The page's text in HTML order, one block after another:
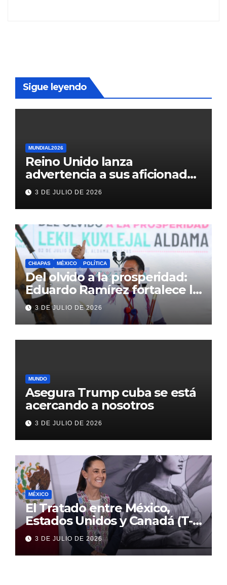
Sigue leyendo
MUNDIAL2026
Reino Unido lanza
advertencia a sus aficionados
antes del México vs
Inglaterra en el Mundial 2026
3 DE JULIO DE 2026
CHIAPAS MÉXICO POLÍTICA
Del olvido a la prosperidad:
Eduardo Ramírez fortalece la
transformación de Aldama
con inversión histórica
3 DE JULIO DE 2026
MUNDO
Asegura Trump cuba se está
acercando a nosotros
3 DE JULIO DE 2026
MÉXICO
El Tratado entre México,
Estados Unidos y Canadá (T-
MEC) se mantiene hasta el
2036: Presidenta Claudia
Sheinbaum
3 DE JULIO DE 2026